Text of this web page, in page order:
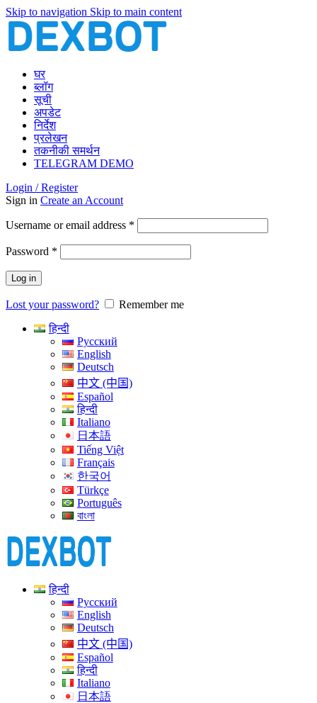
Skip to navigation Skip to main content
घर
ब्लॉग
सूची
अपडेट
निर्देश
प्रलेखन
तकनीकी समर्थन
TELEGRAM DEMO
Login / Register
Sign in Create an Account
Username or email address *
Password *
Log in
Lost your password?
Remember me
हिन्दी
Русский
English
Deutsch
中文 (中国)
Español
हिन्दी
Italiano
日本語
Tiếng Việt
Français
한국어
Türkçe
Português
বাংলা
हिन्दी
Русский
English
Deutsch
中文 (中国)
Español
हिन्दी
Italiano
日本語